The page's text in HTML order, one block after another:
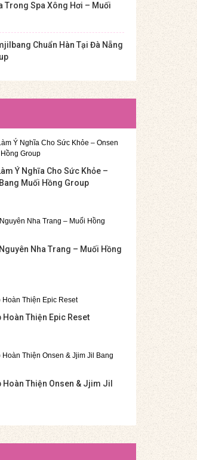
Trong Spa Xông Hơi – Muối
Chuẩn Hàn Tại Đà Nẵng
Ý Nghĩa Cho Sức Khỏe –
Muối Hồng Group
Nha Trang – Muối Hồng
Hoàn Thiện Epic Reset
Hoàn Thiện Onsen & Jjim Jil